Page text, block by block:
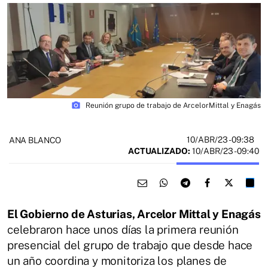
photo_camera Reunión grupo de trabajo de ArcelorMittal y Enagás
ANA BLANCO 10/ABR/23- 09:38
ACTUALIZADO: 10/ABR/23 - 09:40
El Gobierno de Asturias, Arcelor Mittal y Enagás
celebraron hace unos días la primera reunión
presencial del grupo de trabajo que desde hace
un año coordina y monitoriza los planes de